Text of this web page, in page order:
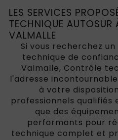
LES SERVICES
TECHNIQUE
VALMALLE
Si vous recherchez
technique de
Valmalle, Contrôle
l'adresse
à votre
professionnels qualifiés
que des
performants pour
technique complet et